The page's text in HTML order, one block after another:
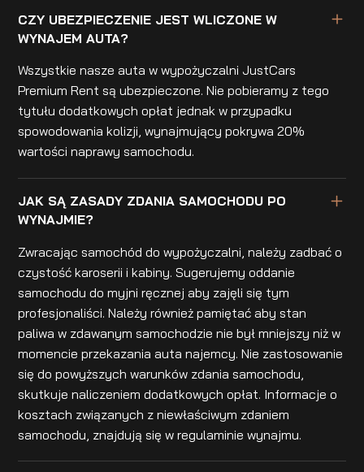
CZY UBEZPIECZENIE JEST WLICZONE W
WYNAJEM AUTA?
Wszystkie nasze auta w wypożyczalni JustCars
Premium Rent są ubezpieczone. Nie pobieramy z tego
tytułu dodatkowych opłat jednak w przypadku
spowodowania kolizji, wynajmujący pokrywa 20%
wartości naprawy samochodu.
JAK SĄ ZASADY ZDANIA SAMOCHODU PO
WYNAJMIE?
Zwracając samochód do wypożyczalni, należy zadbać o
czystość karoserii i kabiny. Sugerujemy oddanie
samochodu do myjni ręcznej aby zajęli się tym
profesjonaliści. Należy również pamiętać aby stan
paliwa w zdawanym samochodzie nie był mniejszy niż w
momencie przekazania auta najemcy. Nie zastosowanie
się do powyższych warunków zdania samochodu,
skutkuje naliczeniem dodatkowych opłat. Informacje o
kosztach związanych z niewłaściwym zdaniem
samochodu, znajdują się w regulaminie wynajmu.